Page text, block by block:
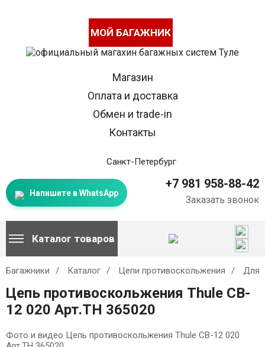
МОЙ БАГАЖНИК
Магазин
Оплата и доставка
Обмен и trade-in
Контакты
Санкт-Петербург
Напишите в WhatsApp
+7 981 958-88-42
Заказать звонок
Каталог товаров
Багажники Каталог Цепи противоскольжения Для
Цепь противоскольжения Thule CB-
12 020 Арт.TH 365020
Фото и видео Цепь противоскольжения Thule CB-12 020